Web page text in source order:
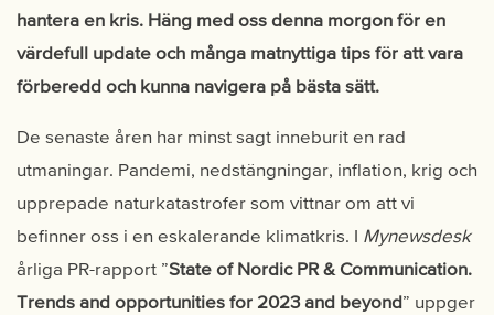
hantera en kris. Häng med oss denna morgon för en
värdefull update och många matnyttiga tips för att vara
förberedd och kunna navigera på bästa sätt.
De senaste åren har minst sagt inneburit en rad
utmaningar. Pandemi, nedstängningar, inflation, krig och
upprepade naturkatastrofer som vittnar om att vi
befinner oss i en eskalerande klimatkris. I Mynewsdesk
årliga PR-rapport ”State of Nordic PR & Communication.
Trends and opportunities for 2023 and beyond” uppger